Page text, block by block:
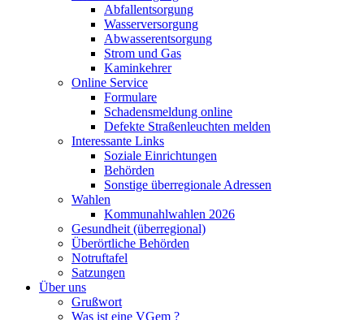
Abfallentsorgung
Wasserversorgung
Abwasserentsorgung
Strom und Gas
Kaminkehrer
Online Service
Formulare
Schadensmeldung online
Defekte Straßenleuchten melden
Interessante Links
Soziale Einrichtungen
Behörden
Sonstige überregionale Adressen
Wahlen
Kommunahlwahlen 2026
Gesundheit (überregional)
Überörtliche Behörden
Notruftafel
Satzungen
Über uns
Grußwort
Was ist eine VGem ?